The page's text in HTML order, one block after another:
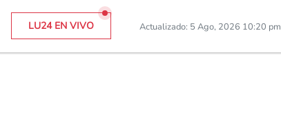
LU24 EN VIVO Actualizado: 5 Ago, 2026 10:20 pm